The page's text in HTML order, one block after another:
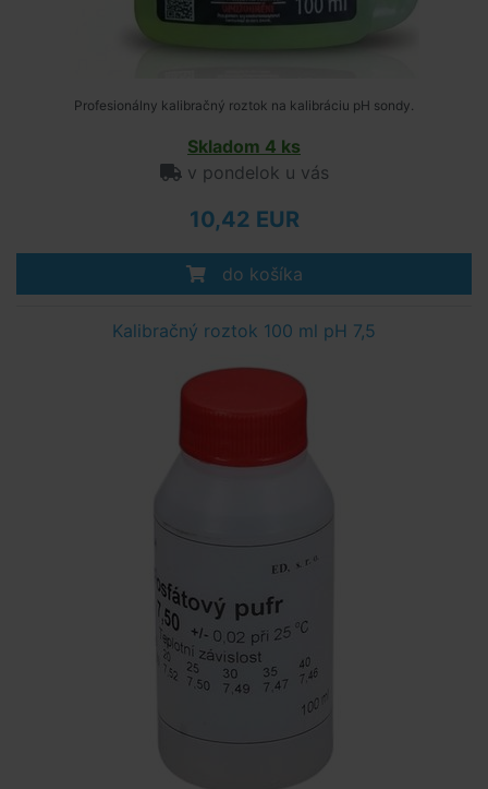
Profesionálny kalibračný roztok na kalibráciu pH sondy.
Skladom 4 ks
v pondelok u vás
10,42 EUR
do košíka
Kalibračný roztok 100 ml pH 7,5